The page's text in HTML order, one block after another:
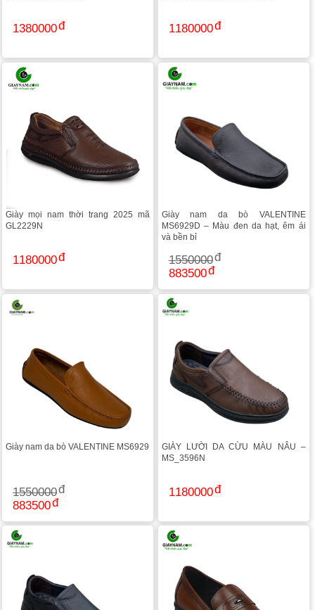
1380000 1180000
Giày mọi nam thời trang 2025 mã
GL2229N
1180000
Giày nam da bò VALENTINE
MS6929D – Màu đen da hạt, êm ái
và bền bỉ
1550000
883500
Giày nam da bò VALENTINE MS6929
1550000
883500
GIÀY LƯỜI DA CỪU MÀU NÂU –
MS_3596N
1180000